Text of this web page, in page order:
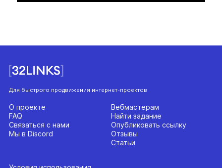
Для быстрого продвижения интернет-проектов
Вебмастерам
Найти задание
Опубликовать ссылку
Отзывы
Статьи
О проекте
FAQ
Связаться с нами
Мы в Discord